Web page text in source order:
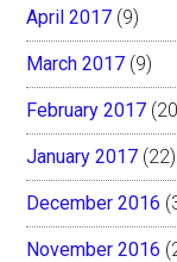
April 2017 (9)
March 2017 (9)
February 2017
January 2017 (22)
December 2016
November 2016